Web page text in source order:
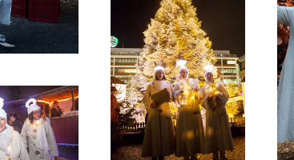
ansehen
ansehen